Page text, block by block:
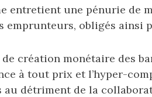
entretient une pénurie de
emprunteurs, obligés
création monétaire des
à tout prix et l’hyper-
au détriment de la